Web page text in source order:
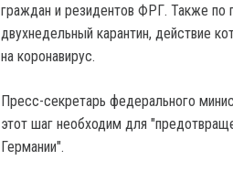
граждан и резидентов ФРГ. Также
двухнедельный карантин, действие
на коронавирус.
Пресс-секретарь федерального
этот шаг необходим для
Германии".